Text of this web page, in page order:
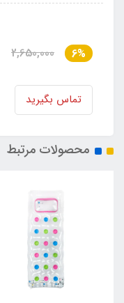
6%
2,650,000
تماس بگیرید
محصولات مرتبط